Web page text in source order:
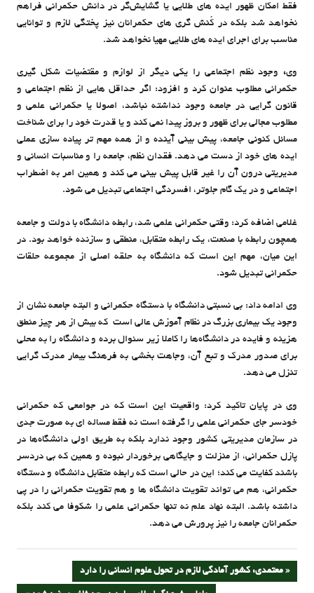
فقط امکان ظهور ایده های طلایی یا گشایش‌گر در دانش حکمرانی فراهم
نخواهد شد بلکه در کُنش گری های حکمرانان نیز پختگی لازم و توانایی
مناسب برای اجرای ایده های طلایی مهیا نخواهد شد.
وی، وجود نظم اجتماعی را یکی دیگر از لوازم و مقتضیات شکل گیری
حکمرانی مطلوب عنوان کرد و افزود: اگر حداقل هایی از نظم اجتماعی و
قانون گرایی در جامعه وجود نداشته نباشد، اصولا یا حکمرانی علمی و
مطلوب مجالی برای ظهور و بروز پیدا نمی کند و یا قدرت خود را برای شناخت
مسائل کنونی جامعه، پیش بینی آینده و از همه مهم تر پیاده سازی عملی
ایده های خود از دست می دهد. فقدان نظم، ‌جامعه را و مناسبات انسانی و
مدیریتی درون آن را غیر قابل پیش بینی می کند و همین امر به اضطراب
اجتماعی و در یک گام جلوتر، افسردگی اجتماعی تبدیل می شود.
غلامی اضافه کرد: وقتی حکمرانی علمی شد، رابطه دانشگاه با دولت و جامعه
همچون رابطه با صنعت، یک رابطه متقابل، منطقی و سازنده خواهد بود. در
این میان، مهم این است که دانشگاه به حلقه اصلی از مجموعه حلقات
حکمرانی تبدیل شود.
وی ادامه داد: بی نسبتی دانشگاه با دستگاه حکمرانی و البته جامعه نشان از
وجود یک بیماری بزرگ در نظام آموزش عالی است که بیش از هر چیز منطق
هزینه و فایده در دانشگاه‌ها را کاملا زیر سئوال برده و دانشگاه را به محلی
برای صدور مدرک و تبع آن، وجاهت بخشی به فرهنگ بیمار مدرک گرایی
تنزل می دهد.
وی در پایان تاکید کرد: واقعیت این است‌ که در جوامعی که حکمرانی
خودسر جای حکمرانی علمی را گرفته است نه فقط مساله ای به صورت جدی
در سازمان مدیریتی کشور وجود ندارد بلکه به طریق اولی دانشگاه‌ها در
پازل حکمرانی، از منزلت و جایگاهی برخوردار نبوده و همین که بی دردسر
باشند کفایت می کند؛ این در حالی است که رابطه متقابل دانشگاه و دستگاه
حکمرانی، هم می تواند تقویت دانشگاه ها و هم تقویت حکمرانی را در پی
داشته باشد. البته نهاد علم نه تنها حکمرانی علمی را شکوفا می کند بلکه
حکمرانان جامعه را نیز پرورش می دهد.
راهبری
PREVIOUS
معتمدی: کشور آمادگی لازم در تحول علوم انسانی را دارد